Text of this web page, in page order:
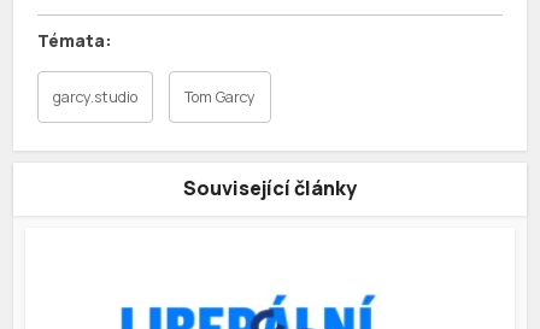
garcy.studio Tom Garcy
Související články